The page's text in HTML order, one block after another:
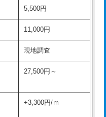
38,500円
38,500円
現場見積
16,500円
現場見積
16,500円
16,500円
16,500円
5,500円
5,500円
11,000円
現地調査
27,500円～
+3,300円/ｍ